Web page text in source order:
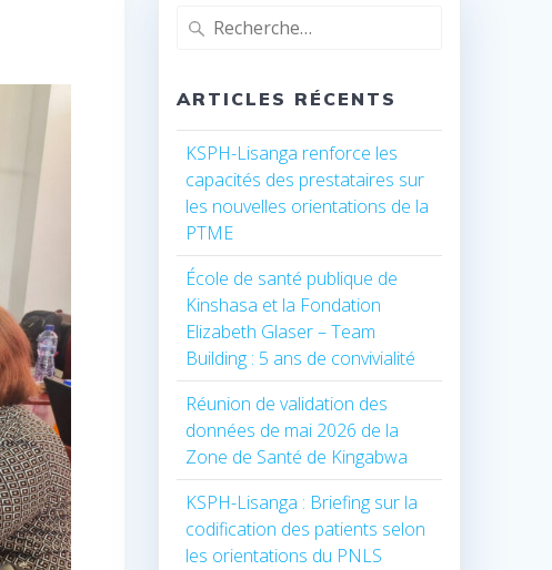
Recherche
ARTICLES RÉCENTS
KSPH-Lisanga renforce les
capacités des prestataires sur
les nouvelles orientations de la
PTME
École de santé publique de
Kinshasa et la Fondation
Elizabeth Glaser – Team
Building : 5 ans de convivialité
Réunion de validation des
données de mai 2026 de la
Zone de Santé de Kingabwa
KSPH-Lisanga : Briefing sur la
codification des patients selon
les orientations du PNLS